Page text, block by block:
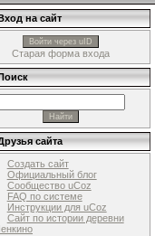
на сайт
Войти через uID
Старая форма входа
сайта
Создать сайт
Официальный блог
Сообщество uCoz
FAQ по системе
Инструкции для uCoz
Сайт по истории деревни